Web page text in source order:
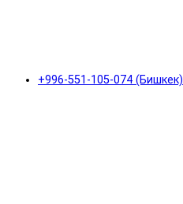
+996-551-105-074 (Бишкек)